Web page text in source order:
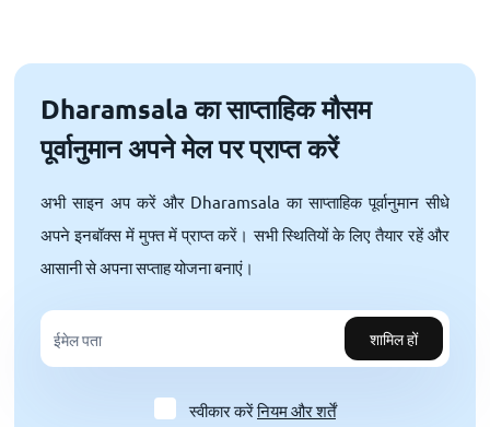
Dharamsala का साप्ताहिक मौसम
पूर्वानुमान अपने मेल पर प्राप्त करें
अभी साइन अप करें और Dharamsala का साप्ताहिक पूर्वानुमान सीधे
अपने इनबॉक्स में मुफ्त में प्राप्त करें। सभी स्थितियों के लिए तैयार रहें और
आसानी से अपना सप्ताह योजना बनाएं।
शामिल हों
स्वीकार करेंनियम और शर्तें